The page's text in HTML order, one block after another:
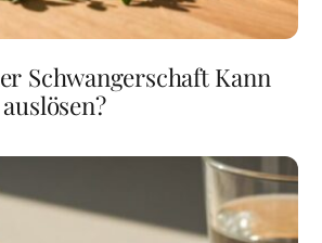
Schwangerschaft Kann